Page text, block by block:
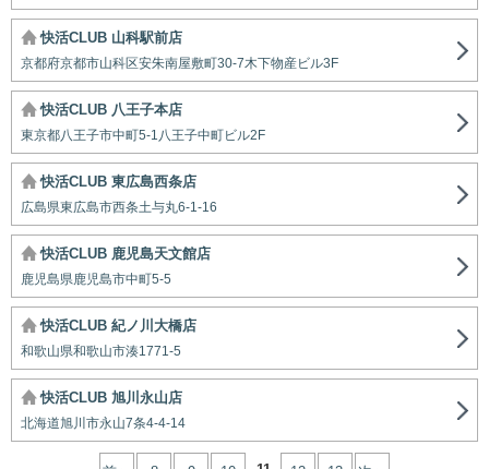
快活CLUB 山科駅前店
京都府京都市山科区安朱南屋敷町30-7木下物産ビル3F
快活CLUB 八王子本店
東京都八王子市中町5-1八王子中町ビル2F
快活CLUB 東広島西条店
広島県東広島市西条土与丸6-1-16
快活CLUB 鹿児島天文館店
鹿児島県鹿児島市中町5-5
快活CLUB 紀ノ川大橋店
和歌山県和歌山市湊1771-5
快活CLUB 旭川永山店
北海道旭川市永山7条4-4-14